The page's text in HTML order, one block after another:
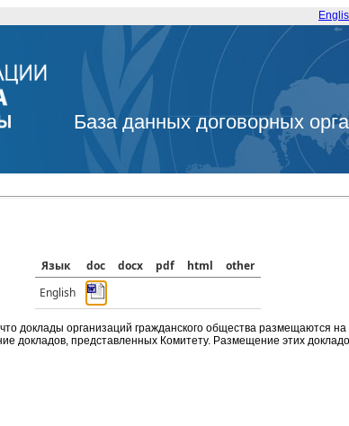
База данных договорных
Язык doc docx pdf html
other
English
доклады организаций гражданского общества размещаются
докладов, представленных Комитету. Размещение этих